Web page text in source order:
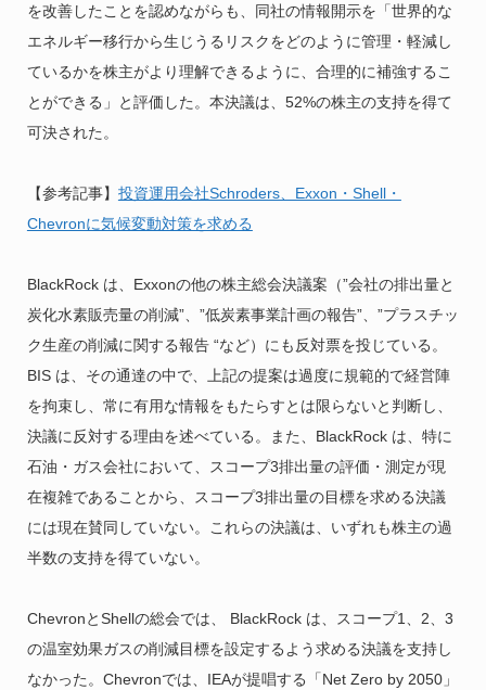
を改善したことを認めながらも、同社の情報開示を「世界的な
エネルギー移行から生じうるリスクをどのように管理・軽減し
ているかを株主がより理解できるように、合理的に補強するこ
とができる」と評価した。本決議は、52%の株主の支持を得て
可決された。
【参考記事】 投資運用会社Schroders、Exxon・Shell・
Chevronに気候変動対策を求める
BlackRock は、Exxonの他の株主総会決議案（”会社の排出量と
炭化水素販売量の削減”、”低炭素事業計画の報告”、”プラスチッ
ク生産の削減に関する報告 “など）にも反対票を投じている。
BIS は、その通達の中で、上記の提案は過度に規範的で経営陣
を拘束し、常に有用な情報をもたらすとは限らないと判断し、
決議に反対する理由を述べている。また、BlackRock は、特に
石油・ガス会社において、スコープ3排出量の評価・測定が現
在複雑であることから、スコープ3排出量の目標を求める決議
には現在賛同していない。これらの決議は、いずれも株主の過
半数の支持を得ていない。
ChevronとShellの総会では、 BlackRock は、スコープ1、2、3
の温室効果ガスの削減目標を設定するよう求める決議を支持し
なかった。Chevronでは、IEAが提唱する「Net Zero by 2050」